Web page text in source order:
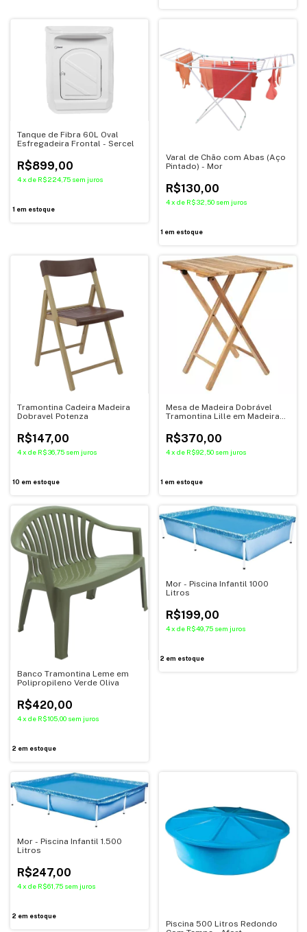
Tanque de Fibra 60L Oval
Esfregadeira Frontal - Sercel
R$899,00
4x de R$224,75 sem juros
1 em estoque
Varal de Chão com Abas (Aço
Pintado) - Mor
R$130,00
4 x de R$32,50 sem juros
1 em estoque
Tramontina Cadeira Madeira
Dobravel Potenza
R$147,00
4x de R$36,75 sem juros
10 em estoque
Mesa de Madeira Dobrável
Tramontina Lille em Madeira
R$370,00
4 x de R$92,50 sem juros
1 em estoque
Banco Tramontina Leme em
Polipropileno Verde Oliva
R$420,00
4x de R$105,00 sem juros
2 em estoque
Mor - Piscina Infantil 1000
Litros
R$199,00
4 x de R$49,75 sem juros
2 em estoque
Mor - Piscina Infantil 1.500
Litros
R$247,00
4x de R$61,75 sem juros
2 em estoque
Piscina 500 Litros Redondo